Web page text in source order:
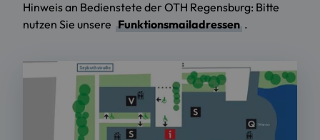
Hinweis an Bedienstete der OTH Regensburg: Bitte
nutzen Sie unsere Funktionsmailadressen .